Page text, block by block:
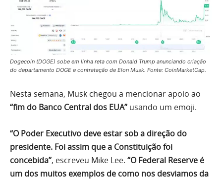
Dogecoin (DOGE) sobe em linha reta com Donald Trump anunciando criação
do departamento DOGE e contratação de Elon Musk. Fonte: CoinMarketCap.
Nesta semana, Musk chegou a mencionar apoio ao
“fim do Banco Central dos EUA” usando um emoji.
“O Poder Executivo deve estar sob a direção do
presidente. Foi assim que a Constituição foi
concebida”, escreveu Mike Lee. “O Federal Reserve é
um dos muitos exemplos de como nos desviamos da